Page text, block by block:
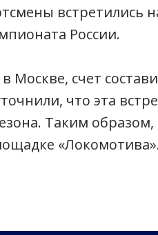
встретились
России.
Москве, счет
что эта
Таким